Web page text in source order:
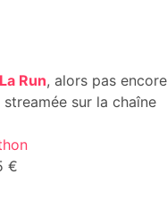
Run, alors pas encore
sur la chaîne
€